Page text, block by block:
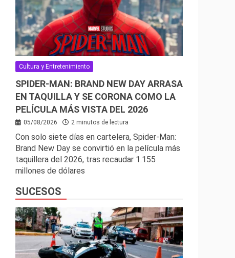
Cultura y Entretenimiento
SPIDER-MAN: BRAND NEW DAY ARRASA
EN TAQUILLA Y SE CORONA COMO LA
PELÍCULA MÁS VISTA DEL 2026
05/08/2026 2 minutos de lectura
Con solo siete días en cartelera, Spider-Man:
Brand New Day se convirtió en la película más
taquillera del 2026, tras recaudar 1.155
millones de dólares
SUCESOS